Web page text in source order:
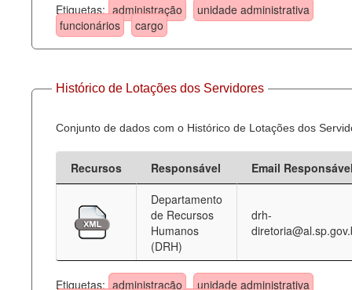
Agenda
Perguntas frequentes
Contato
Etiquetas: administração
unidade administrativa
funcionários
cargo
Histórico de Lotações dos Servidores
Conjunto de dados com o Histórico de Lotações dos
Recursos Responsável
Email
Departamento
de Recursos
Humanos
(DRH)
drh-
Etiquetas: administração
unidade administrativa